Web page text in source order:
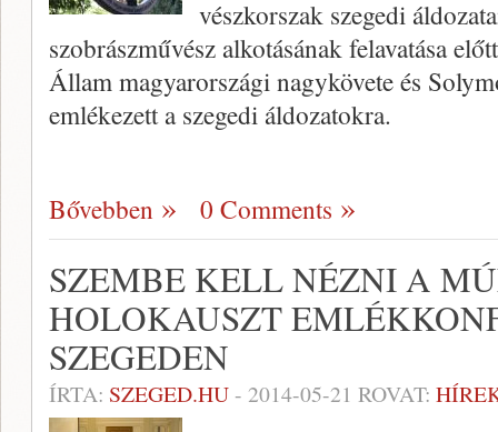
vészkorszak szegedi
szobrászművész alkotásának felavatása
Állam magyarországi nagykövete és
emlékezett a szegedi áldozatokra.
Bővebben 0 Comments
SZEMBE KELL NÉZNI A
HOLOKAUSZT
SZEGEDEN
ÍRTA: SZEGED.HU- 2014-05-21 ROVAT: